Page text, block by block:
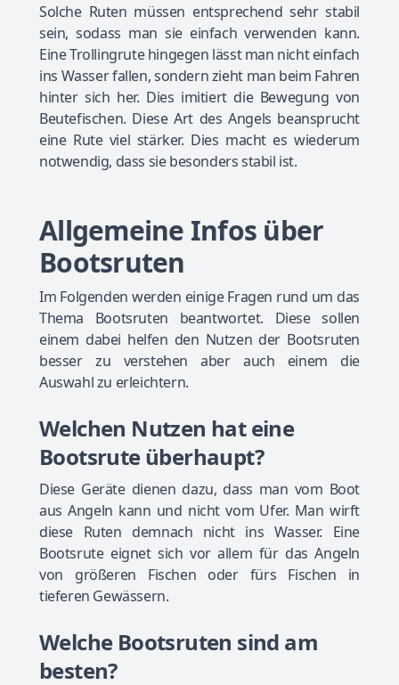
Solche Ruten müssen entsprechend sehr stabil
sein, sodass man sie einfach verwenden kann.
Eine Trollingrute hingegen lässt man nicht einfach
ins Wasser fallen, sondern zieht man beim Fahren
hinter sich her. Dies imitiert die Bewegung von
Beutefischen. Diese Art des Angels beansprucht
eine Rute viel stärker. Dies macht es wiederum
notwendig, dass sie besonders stabil ist.
Allgemeine Infos über
Bootsruten
Im Folgenden werden einige Fragen rund um das
Thema Bootsruten beantwortet. Diese sollen
einem dabei helfen den Nutzen der Bootsruten
besser zu verstehen aber auch einem die
Auswahl zu erleichtern.
Welchen Nutzen hat eine
Bootsrute überhaupt?
Diese Geräte dienen dazu, dass man vom Boot
aus Angeln kann und nicht vom Ufer. Man wirft
diese Ruten demnach nicht ins Wasser. Eine
Bootsrute eignet sich vor allem für das Angeln
von größeren Fischen oder fürs Fischen in
tieferen Gewässern.
Welche Bootsruten sind am
besten?